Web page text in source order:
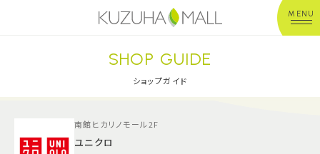
MENU
年中無休平 日：10:00~20:00
※店舗により異なる
ショップガイド
SHOP GUIDE
ショップガイド
南館ヒカリノモール2F
ユニクロ